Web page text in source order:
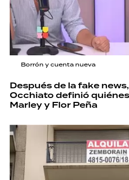
Borrón y cuenta nueva
Después de la fake
Occhiato definió
Marley y Flor Peña